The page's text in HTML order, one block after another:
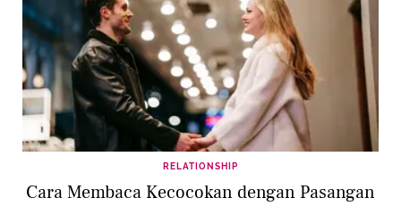
RELATIONSHIP
Cara Membaca Kecocokan dengan Pasangan